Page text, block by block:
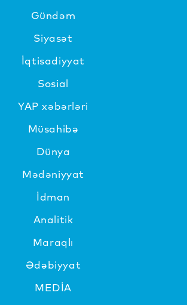
Gündəm
Siyasət
İqtisadiyyat
Sosial
YAP xəbərləri
Müsahibə
Dünya
Mədəniyyat
İdman
Analitik
Maraqlı
Ədəbiyyat
MEDİA